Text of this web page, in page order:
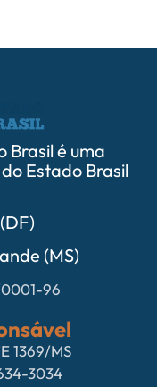
Brasil é uma
Estado Brasil
(MS)
0001-96
1369/MS
3034